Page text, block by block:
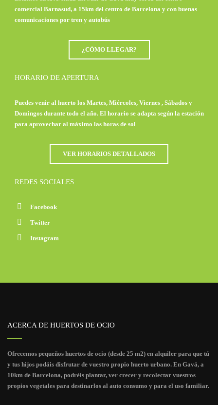
comercial Barnasud, a 15km del centro de Barcelona y con buenas
comunicaciones por tren y autobús
¿CÓMO LLEGAR?
HORARIO DE APERTURA
Puedes venir al huerto los Martes, Miércoles, Viernes , Sábados y
Domingos durante todo el año. El horario se adapta según la estación
para aprovechar al máximo las horas de sol
VER HORARIOS DETALLADOS
REDES SOCIALES
Facebook
Twitter
Instagram
ACERCA DE HUERTOS DE OCIO
Ofrecemos pequeños huertos de ocio (desde 25 m2) en alquiler para que tú
y tus hijos podáis disfrutar de vuestro propio huerto urbano. En Gavá, a
10km de Barcelona, podréis plantar, ver crecer y recolectar vuestros
propios vegetales para destinarlos al auto consumo y para el uso familiar.